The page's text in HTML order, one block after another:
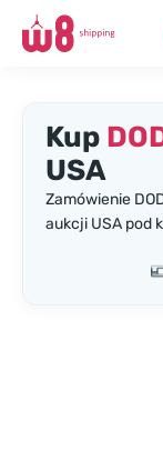
Kup
USA
Zamówienie
aukcji USA pod